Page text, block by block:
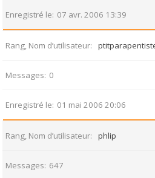
Enregistré le 07 avr. 2006 13:39
Rang, Nom d’utilisateur
Messages 0
Enregistré le 01 mai 2006 20:06
Rang, Nom d’utilisateur phlip
Messages 647